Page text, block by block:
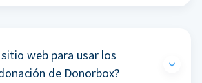
web para usar los
de Donorbox?